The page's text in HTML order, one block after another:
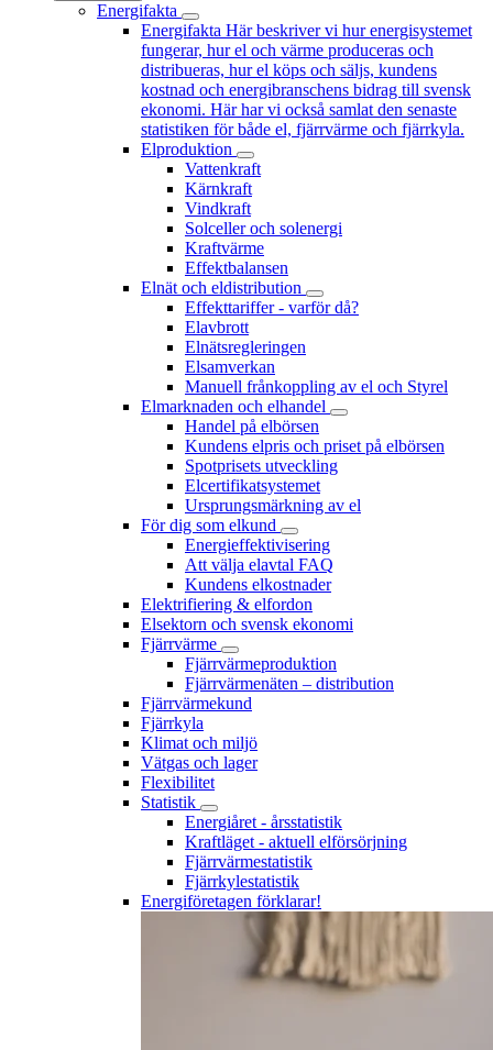
Energifakta
Energifakta Här beskriver vi hur energisystemet
fungerar, hur el och värme produceras och
distribueras, hur el köps och säljs, kundens
kostnad och energibranschens bidrag till svensk
ekonomi. Här har vi också samlat den senaste
statistiken för både el, fjärrvärme och fjärrkyla.
Elproduktion
Vattenkraft
Kärnkraft
Vindkraft
Solceller och solenergi
Kraftvärme
Effektbalansen
Elnät och eldistribution
Effekttariffer - varför då?
Elavbrott
Elnätsregleringen
Elsamverkan
Manuell frånkoppling av el och Styrel
Elmarknaden och elhandel
Handel på elbörsen
Kundens elpris och priset på elbörsen
Spotprisets utveckling
Elcertifikatsystemet
Ursprungsmärkning av el
För dig som elkund
Energieffektivisering
Att välja elavtal FAQ
Kundens elkostnader
Elektrifiering & elfordon
Elsektorn och svensk ekonomi
Fjärrvärme
Fjärrvärmeproduktion
Fjärrvärmenäten – distribution
Fjärrvärmekund
Fjärrkyla
Klimat och miljö
Vätgas och lager
Flexibilitet
Statistik
Energiåret - årsstatistik
Kraftläget - aktuell elförsörjning
Fjärrvärmestatistik
Fjärrkylestatistik
Energiföretagen förklarar!